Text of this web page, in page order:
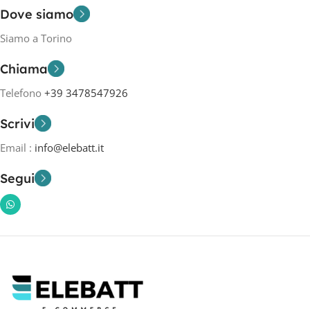
Dove siamo
Siamo a Torino
Chiama
Telefono +39 3478547926
Scrivi
Email : info@elebatt.it
Segui